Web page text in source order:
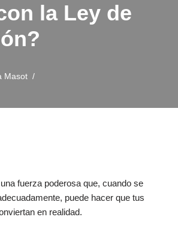
la Ley de
Masot
fuerza poderosa que, cuando se
puede hacer que tus
en realidad.